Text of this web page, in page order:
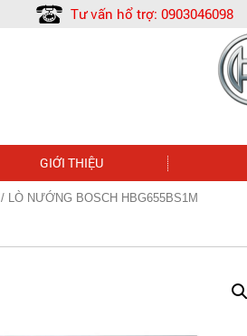
Tư vấn hổ trợ: 0903046098
GIỚI THIỆU
/ LÒ NƯỚNG BOSCH HBG655BS1M